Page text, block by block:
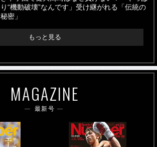
り“機動破壊”なんです」受け継がれる「伝統の
秘密」
もっと見る
MAGAZINE
最新号